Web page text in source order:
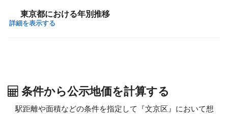
東京都における年別推移
詳細を表示する
条件から公示地価を計算する
駅距離や面積などの条件を指定して『文京区』において想